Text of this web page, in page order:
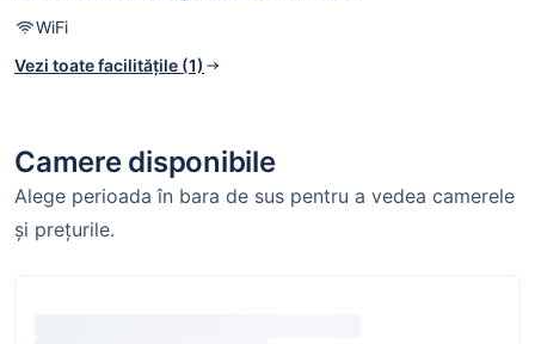
WiFi
Vezi toate facilitățile (1)
Camere disponibile
Alege perioada în bara de sus pentru a vedea camerele
și prețurile.